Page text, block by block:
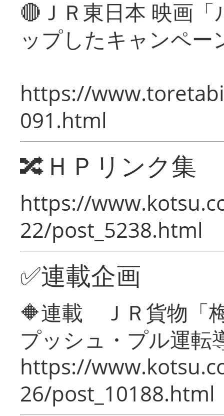
🔴ＪＲ東日本 映画
ップしたキャンペー
https://
091.html
🔀ＨＰリンク集
https://
22/post_5238.html
✅連載企画
🔶連載 ＪＲ貨物「
プッシュ・プル運転
https://
26/post_10188.html